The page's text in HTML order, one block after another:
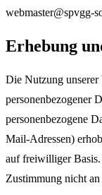
webmaster@spvgg-
Erhebung
Die Nutzung unserer
personenbezogener
personenbezogene
Mail-Adressen)
auf freiwilliger
Zustimmung nicht